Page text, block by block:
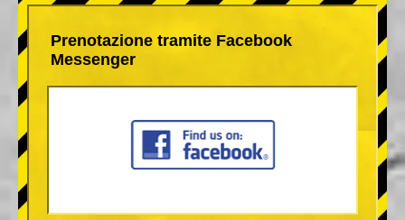
Prenotazione tramite Facebook
Messenger